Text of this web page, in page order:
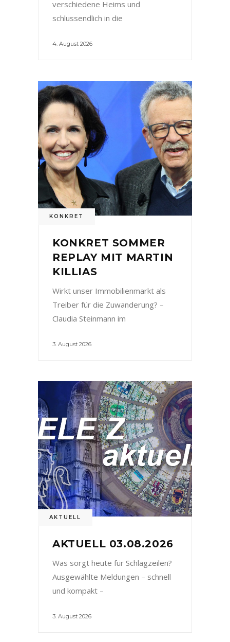
verschiedene Heims und
schlussendlich in die
4. August 2026
KONKRET
KONKRET SOMMER
REPLAY MIT MARTIN
KILLIAS
Wirkt unser Immobilienmarkt als
Treiber für die Zuwanderung? –
Claudia Steinmann im
3. August 2026
AKTUELL
AKTUELL 03.08.2026
Was sorgt heute für Schlagzeilen?
Ausgewählte Meldungen – schnell
und kompakt –
3. August 2026